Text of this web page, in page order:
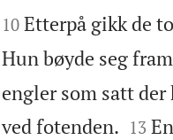


10 Etterpå gikk de
Hun bøyde seg
engler som satt der
ved fotenden.
13